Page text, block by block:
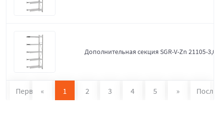
Дополнительная секция SGR-V-Zn 21105-3,0
Первая « 1 2 3 4 5 »